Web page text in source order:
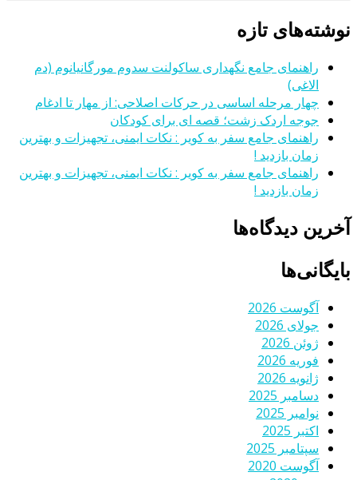
نوشته‌های تازه
راهنمای جامع نگهداری ساکولنت سدوم مورگانیانوم (دم
الاغی)
چهار مرحله اساسی در حرکات اصلاحی: از مهار تا ادغام
جوجه اردک زشت؛ قصه ای برای کودکان
راهنمای جامع سفر به کویر : نکات ایمنی، تجهیزات و بهترین
زمان بازدید !
راهنمای جامع سفر به کویر : نکات ایمنی، تجهیزات و بهترین
زمان بازدید !
آخرین دیدگاه‌ها
بایگانی‌ها
آگوست 2026
جولای 2026
ژوئن 2026
فوریه 2026
ژانویه 2026
دسامبر 2025
نوامبر 2025
اکتبر 2025
سپتامبر 2025
آگوست 2020